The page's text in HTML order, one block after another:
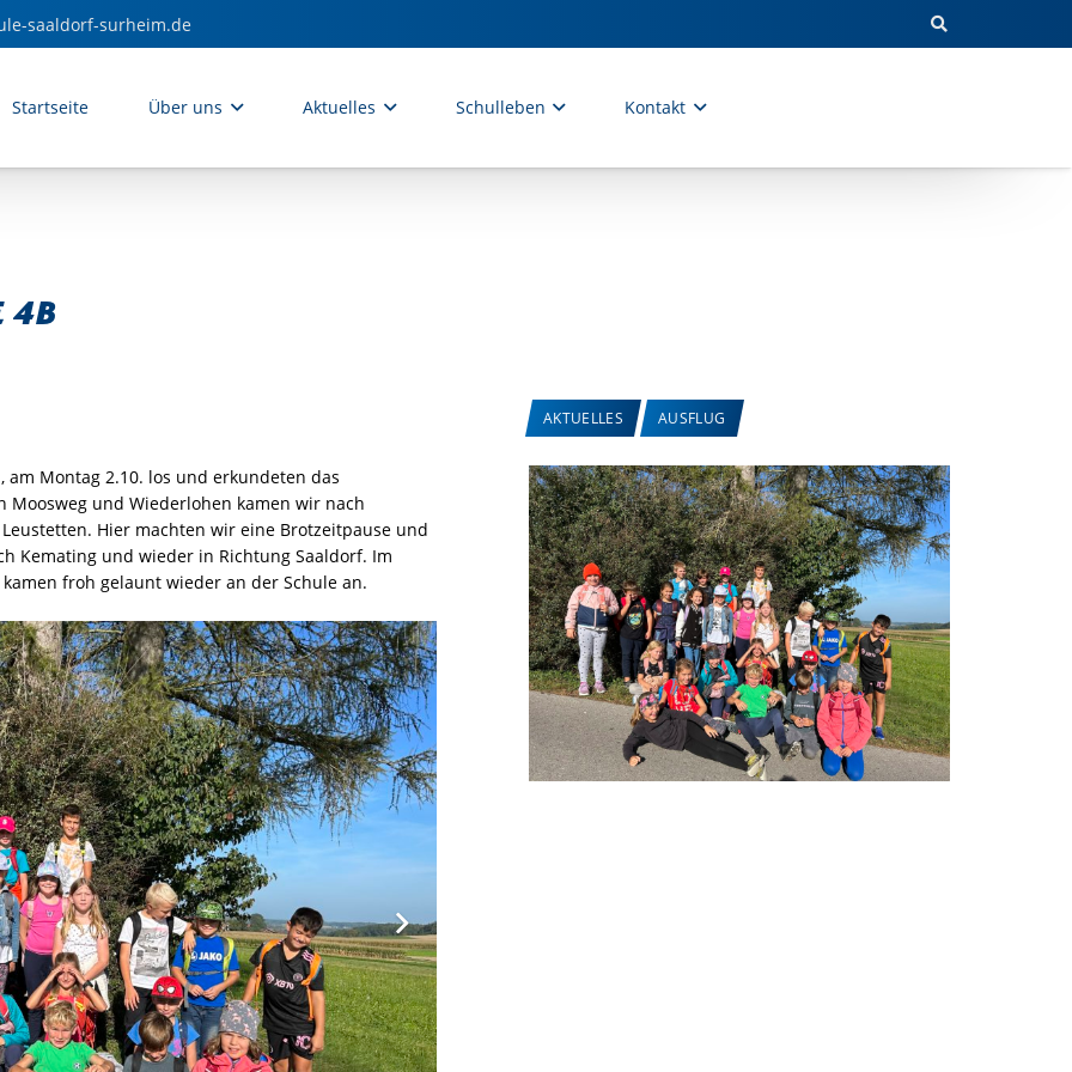
saaldorf-surheim.de
Startseite Über uns Aktuelles Schulleben Kontakt
4b
am Montag 2.10. los und erkundeten das
und Wiederlohen kamen wir nach
Hier machten wir eine Brotzeitpause und
Kemating und wieder in Richtung Saaldorf. Im
froh gelaunt wieder an der Schule an.
AKTUELLES AUSFLUG